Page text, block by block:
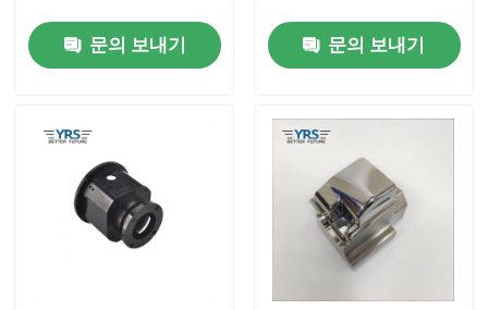
연락주세요
정밀 기계화 부분
문의 보내기 문의 보내기